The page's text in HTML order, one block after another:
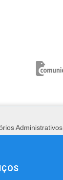
Administrativos